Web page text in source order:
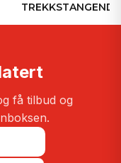
få tilbud og